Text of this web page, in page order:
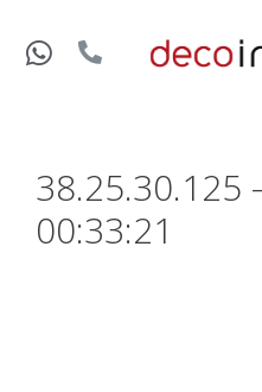
38.25.30.125
00:33:21